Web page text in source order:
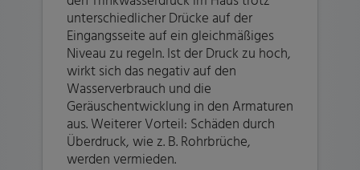
unterschiedlicher Drücke auf der
Eingangsseite auf ein gleichmäßiges
Niveau zu regeln. Ist der Druck zu hoch,
wirkt sich das negativ auf den
Wasserverbrauch und die
Geräuschentwicklung in den Armaturen
aus. Weiterer Vorteil: Schäden durch
Überdruck, wie z. B. Rohrbrüche,
werden vermieden.